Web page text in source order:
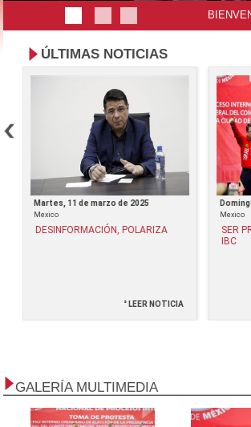
ÚLTIMAS NOTICIAS
Martes, 11 de marzo de 2025
Mexico
DESINFORMACIÓN, POLARIZA
° LEER NOTICIA
Mexico
SER
IBC
GALERÍA MULTIMEDIA